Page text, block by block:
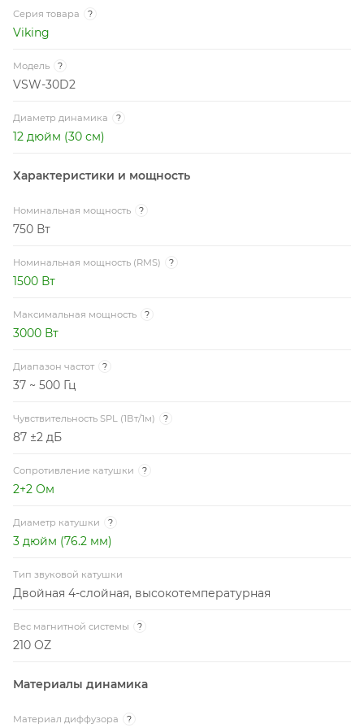
алюминиевых корзин, лёгких и прочных.
Серия товара ?
Viking
Модель ?
VSW-30D2
Диаметр динамика ?
12 дюйм (30 см)
Характеристики и мощность
Номинальная мощность ?
750 Вт
Номинальная мощность (RMS) ?
1500 Вт
Максимальная мощность ?
3000 Вт
Диапазон частот ?
37 ~ 500 Гц
Чувствительность SPL (1Вт/1м) ?
87 ±2 дБ
Сопротивление катушки ?
2+2 Ом
Диаметр катушки ?
3 дюйм (76.2 мм)
Тип звуковой катушки
Двойная 4-слойная, высокотемпературная
Вес магнитной системы ?
210 OZ
Материалы динамика
Материал диффузора ?